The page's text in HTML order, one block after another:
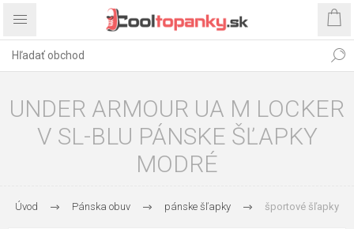
UNDER ARMOUR UA M LOCKER
V SL-BLU PÁNSKE ŠĽAPKY
MODRÉ
Úvod Pánska obuv pánske šľapky športové šľapky